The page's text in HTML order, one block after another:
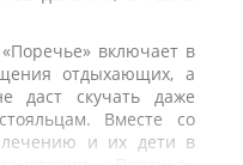
включает в
отдыхающих, а
даст скучать даже
Вместе со
лечению и их дети в